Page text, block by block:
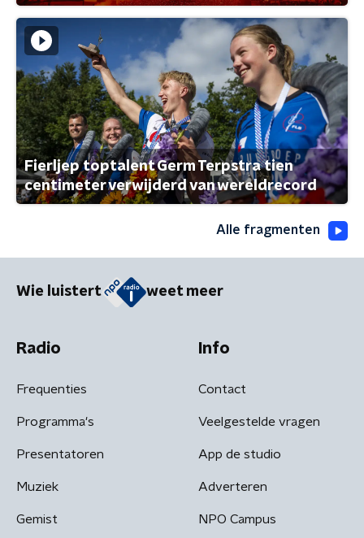
Fierljep toptalent Germ Terpstra tien
centimeter verwijderd van wereldrecord
Alle fragmenten
Wie luistert weet meer
Radio
Frequenties
Programma's
Presentatoren
Muziek
Gemist
Info
Contact
Veelgestelde vragen
App de studio
Adverteren
NPO Campus